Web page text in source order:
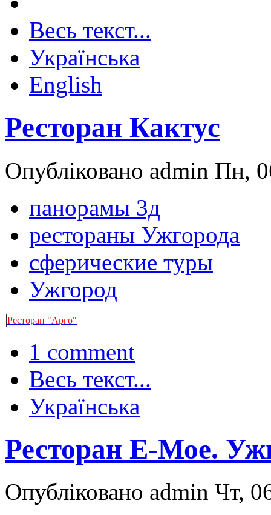
Весь текст...
Українська
English
Ресторан Кактус
Опубліковано admin Пн,
панорамы 3д
рестораны Ужгорода
сферические туры
Ужгород
Ресторан "Арго"
1 comment
Весь текст...
Українська
Ресторан Е-Мое.
Опубліковано admin Чт,